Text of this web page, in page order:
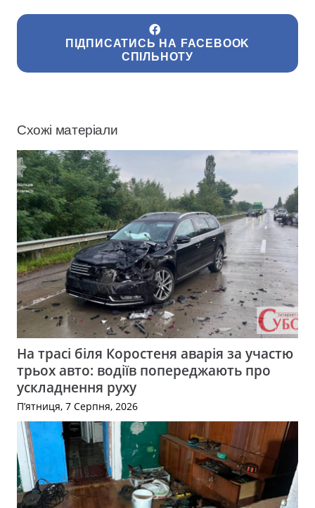
ПІДПИСАТИСЬ НА FACEBOOK
СПІЛЬНОТУ
Схожі матеріали
На трасі біля Коростеня аварія за участю
трьох авто: водіїв попереджають про
ускладнення руху
П’ятниця, 7 Серпня, 2026